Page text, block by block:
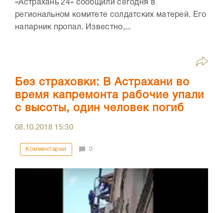
«Астрахань 24» сообщили сегодня в
региональном комитете солдатских матерей. Его
напарник пропал. Известно,...
Без страховки: В Астрахани во
время капремонта рабочие упали
с высоты, один человек погиб
08.10.2018 15:30
Комментарии 0